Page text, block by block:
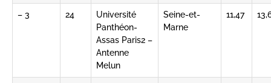
– 3 24
Université
Panthéon-
Assas Paris2 –
Antenne
Melun
Seine-et-
Marne
11,47